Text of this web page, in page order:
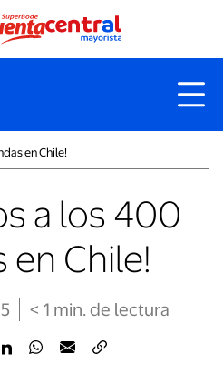
en Chile!
a los 400
en Chile!
< 1 min. de lectura